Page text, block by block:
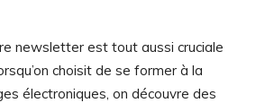
newsletter est tout aussi cruciale
choisit de se former à la
électroniques, on découvre des